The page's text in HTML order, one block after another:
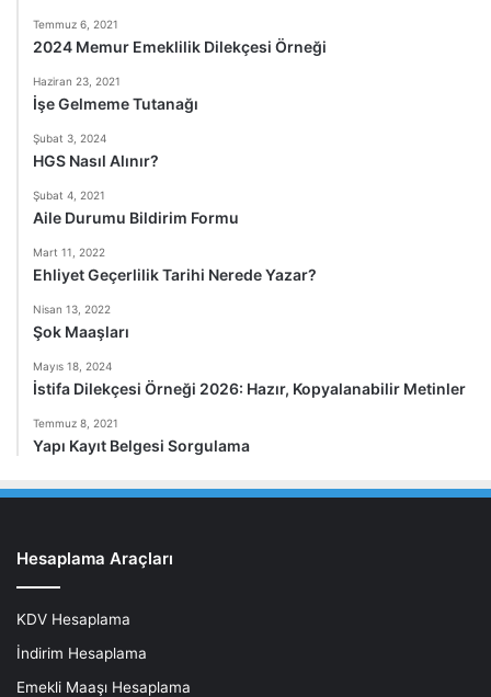
Temmuz 6, 2021
2024 Memur Emeklilik Dilekçesi Örneği
Haziran 23, 2021
İşe Gelmeme Tutanağı
Şubat 3, 2024
HGS Nasıl Alınır?
Şubat 4, 2021
Aile Durumu Bildirim Formu
Mart 11, 2022
Ehliyet Geçerlilik Tarihi Nerede Yazar?
Nisan 13, 2022
Şok Maaşları
Mayıs 18, 2024
İstifa Dilekçesi Örneği 2026: Hazır, Kopyalanabilir Metinler
Temmuz 8, 2021
Yapı Kayıt Belgesi Sorgulama
Hesaplama Araçları
KDV Hesaplama
İndirim Hesaplama
Emekli Maaşı Hesaplama